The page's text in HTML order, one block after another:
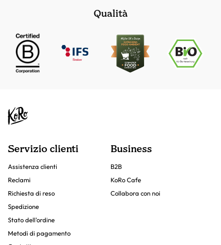
Qualità
Servizio clienti
Assistenza clienti
Reclami
Richiesta di reso
Spedizione
Stato dell'ordine
Metodi di pagamento
Business
B2B
KoRo Cafe
Collabora con noi